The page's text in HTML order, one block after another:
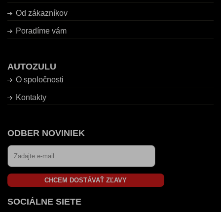
Od zákazníkov
Poradíme vám
AUTOZULU
O spoločnosti
Kontakty
ODBER NOVINIEK
CHCEM DOSTÁVAŤ ZĽAVY
SOCIÁLNE SIETE